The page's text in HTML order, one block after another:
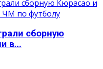
сборную
в...